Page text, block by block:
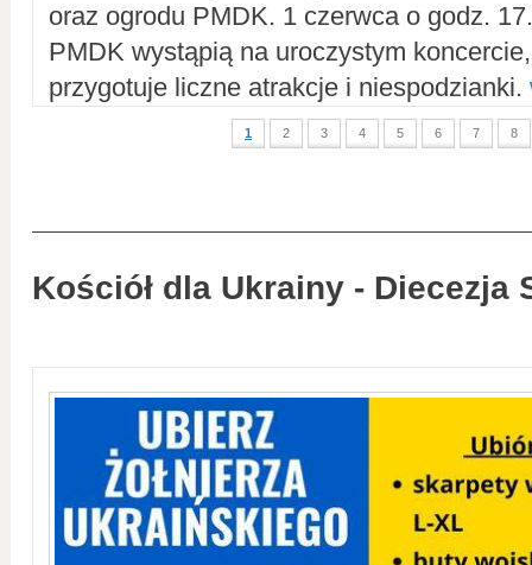
oraz ogrodu PMDK. 1 czerwca o godz.
PMDK wystąpią na uroczystym
przygotuje liczne atrakcje i niespodzianki.
1 2 3 4 5 6 7 8
Kościół dla Ukrainy - Diecezja